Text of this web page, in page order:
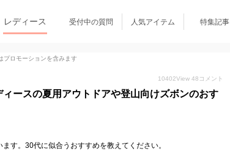
レディース 受付中の質問 人気アイテム 特集記事
プロモーションを含みます
10402View 48 コメント
ィースの夏用アウトドアや登山向けズボンのおす
す。30代に似合うおすすめを教えてください。